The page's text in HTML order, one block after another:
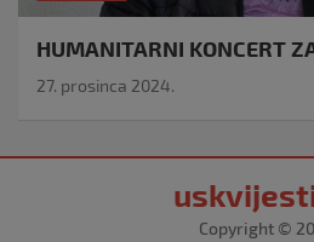
HUMANITARNI KONCERT
27. prosinca 2024.
Copyright ©